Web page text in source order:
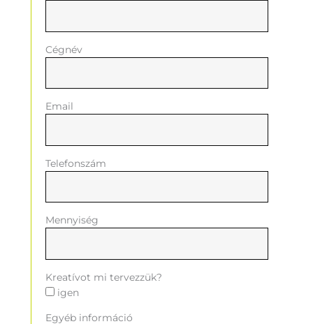
Cégnév
Email
Telefonszám
Mennyiség
Kreatívot mi tervezzük?
igen
Egyéb információ